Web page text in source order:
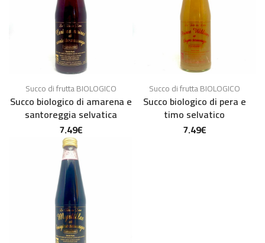
Succo di frutta BIOLOGICO
Succo biologico di amarena e
santoreggia selvatica
7.49€
Succo di frutta BIOLOGICO
Succo biologico di pera e
timo selvatico
7.49€